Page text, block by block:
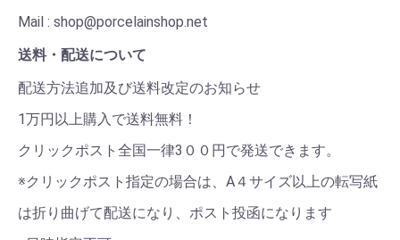
Mail : shop@porcelainshop.net
送料・配送について
配送方法追加及び送料改定のお知らせ
1万円以上購入で送料無料！
クリックポスト全国一律3００円で発送できます。
※クリックポスト指定の場合は、A４サイズ以上の転写紙
は折り曲げて配送になり、ポスト投函になります